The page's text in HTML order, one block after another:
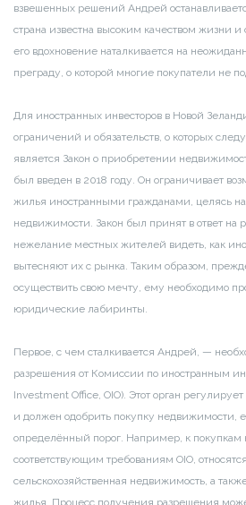
взвешенных решений Андрей
страна известна высоким качеством жизни
его вдохновение наталкивается на
преграду, о которой многие покупатели не
Для иностранных инвесторов в Новой
ограничений и обязательств, о которых
является Закон о приобретении
был введен в 2018 году. Он ограничивает
жилья иностранными гражданами, целясь
недвижимости. Закон был принят в ответ на
нежелание местных жителей видеть, как
вытесняют их с рынка. Таким образом,
осуществить свою мечту, ему необходимо
юридические лабиринты.
Первое, с чем сталкивается Андрей, —
разрешения от Комиссии по иностранным
Investment Office, OIO). Этот орган
и должен одобрить покупку недвижимости,
определённый порог. Например, к покупкам
соответствующим требованиям OIO,
сельскохозяйственная недвижимость, а
жилья. Процесс получения разрешения